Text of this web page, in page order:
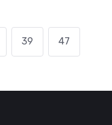
39 47